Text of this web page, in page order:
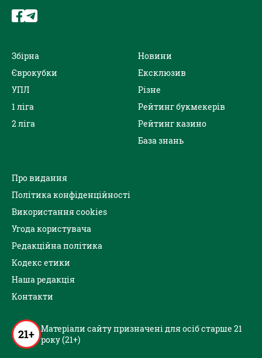
Збірна
Єврокубки
УПЛ
1 ліга
2 ліга
Новини
Ексклюзив
Різне
Рейтинг букмекерів
Рейтинг казино
База знань
Про видання
Політика конфіденційності
Використання cookies
Угода користувача
Редакційна політика
Кодекс етики
Наша редакція
Контакти
21+ Матеріали сайту призначені для осіб старше 21
року (21+)